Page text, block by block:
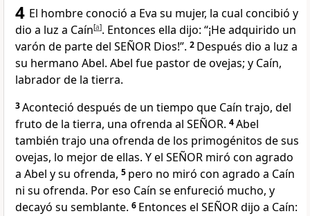
4 El hombre conoció a Eva su mujer, la cual concibió y
dio a luz a Caín[a]. Entonces ella dijo: “¡He adquirido un
varón de parte del SEÑOR Dios!”. 2 Después dio a luz a
su hermano Abel. Abel fue pastor de ovejas; y Caín,
labrador de la tierra.
3Aconteció después de un tiempo que Caín trajo, del
fruto de la tierra, una ofrenda al SEÑOR. 4Abel
también trajo una ofrenda de los primogénitos de sus
ovejas, lo mejor de ellas. Y el SEÑOR miró con agrado
a Abel y su ofrenda, 5 pero no miró con agrado a Caín
ni su ofrenda. Por eso Caín se enfureció mucho, y
decayó su semblante. 6 Entonces el SEÑOR dijo a Caín: